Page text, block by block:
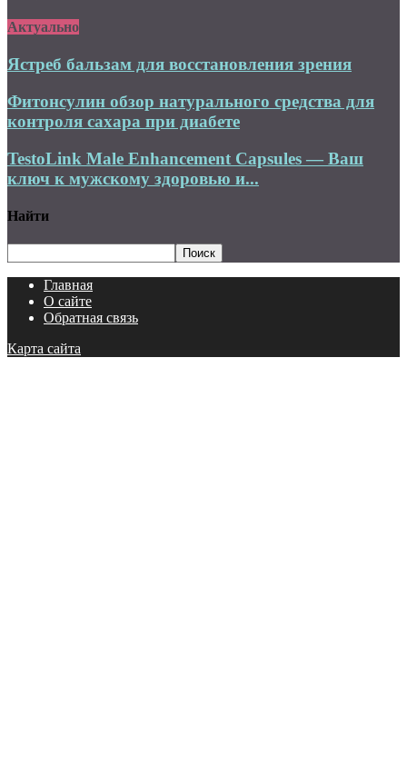
Актуально
Ястреб бальзам для восстановления зрения
Фитонсулин обзор натурального средства для
контроля сахара при диабете
TestoLink Male Enhancement Capsules — Ваш
ключ к мужскому здоровью и...
Найти
Главная
О сайте
Обратная связь
Карта сайта